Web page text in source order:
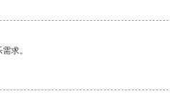
求。